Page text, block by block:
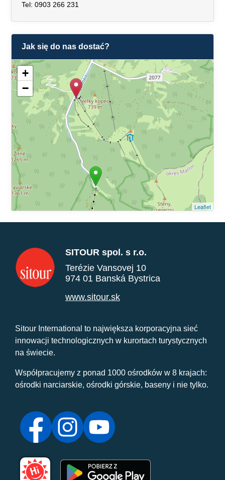
Tel: 0903 266 231
Jak się do nas dostać?
+
−
Leaflet
SITOUR spol. s r.o.
Terézie Vansovej 10
974 01 Banská Bystrica
www.sitour.sk
Sitour International to największa korporacyjna sieć
innowacji technologicznych w kurortach turystycznych
na świecie.
Współpracujemy z ponad 1000 ośrodków w 8 krajach:
ośrodki narciarskie, ośrodki górskie, baseny i nie tylko.